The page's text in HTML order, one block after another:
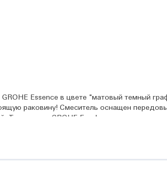
Essence в цвете "матовый темный
раковину! Смеситель оснащен
GROHE EcoJoy ограничивает
в положении 0˚, ограничить поворот до